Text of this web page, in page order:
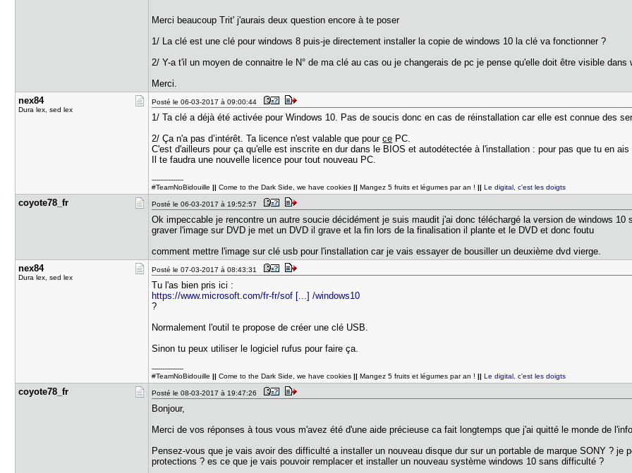
Merci beaucoup Trit' j'aurais deux question encore à te poser
1/ La clé est une clé pour windows 8 puis-je directement installer la copie de windows 10 la clé va fonctionner ?
2/ Y-a t'il un moyen de connaitre le N° de ma clé au cas ou je changerais de pc je pense qu'elle doit être visible
Merci.
nex84
Dura lex, sed lex
Posté le 06-03-2017 à 09:00:44
1/ Ta clé a déjà été activée pour Windows 10. Pas de soucis donc en cas de réinstallation car elle est connue des
2/ Ça n'a pas d’intérêt. Ta licence n'est valable que pource PC.
C'est d'ailleurs pour ça qu'elle est inscrite en dur dans le BIOS et autodétectée à l'installation : pour pas que tu en ais
Il te faudra une nouvelle licence pour tout nouveau PC.
---------------
#TeamNoBidouille||Come to the Dark Side, we have cookies||Mangez 5 fruits et légumes par an !||Le digital, c'est les doigts
coyote78_f​r Posté le 06-03-2017 à 19:52:57
Ok impeccable je rencontre un autre soucie décidément je suis maudit j'ai donc téléchargé la version de windows
graver l'image sur DVD je met un DVD il grave et la fin lors de la finalisation il plante et le DVD et donc foutu
comment mettre l'image sur clé usb pour l'installation car je vais essayer de bousiller un deuxième dvd vierge.
nex84
Dura lex, sed lex
Posté le 07-03-2017 à 08:43:31
Tu l'as bien pris ici :
https://www.microsoft.com/fr-fr/sof [...] /windows10
?
Normalement l'outil te propose de créer une clé USB.
Sinon tu peux utiliser le logiciel rufus pour faire ça.
---------------
#TeamNoBidouille||Come to the Dark Side, we have cookies||Mangez 5 fruits et légumes par an !||Le digital, c'est les doigts
coyote78_f​r Posté le 08-03-2017 à 19:47:26
Bonjour,
Merci de vos réponses à tous vous m'avez été d'une aide précieuse ca fait longtemps que j'ai quitté le monde de
Pensez-vous que je vais avoir des difficulté a installer un nouveau disque dur sur un portable de marque SONY ? je
protections ? es ce que je vais pouvoir remplacer et installer un nouveau système windows 10 sans difficulté ?